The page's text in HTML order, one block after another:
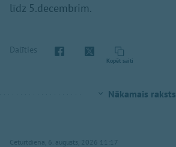
līdz 5.decembrim.
Dalīties
Kopēt saiti
Nākamais raksts
Ceturtdiena, 6. augusts, 2026 11:17